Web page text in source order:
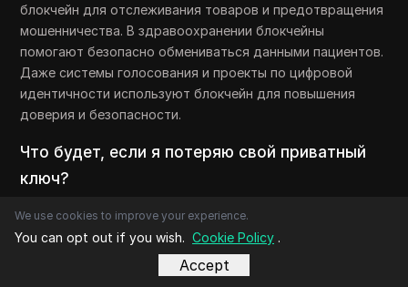
блокчейн для отслеживания товаров и предотвращения
мошенничества. В здравоохранении блокчейны
помогают безопасно обмениваться данными пациентов.
Даже системы голосования и проекты по цифровой
идентичности используют блокчейн для повышения
доверия и безопасности.
Что будет, если я потеряю свой приватный
ключ?
Если вы теряете приватный ключ, вы теряете доступ к
своему блокчейн-аккаунту и всем средствам, которые
он хранит. Нет способа сбросить или восстановить
ключ, потому что блокчейн разработан как безопасный
We use cookies to improve your experience.
You can opt out if you wish. Cookie Policy .
Accept